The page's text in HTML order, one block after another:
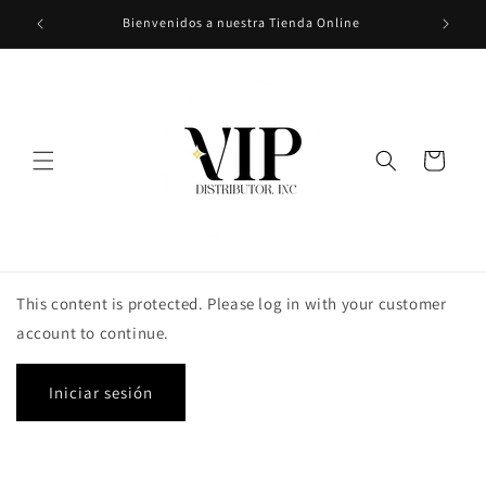
directamente
al contenido
Bienvenidos a nuestra Tienda Online
Carrito
This content is protected. Please log in with your customer
account to continue.
Iniciar sesión